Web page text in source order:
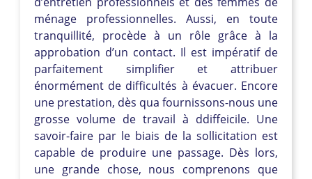
ménage professionnelles. Aussi, en toute
tranquillité, procède à un rôle grâce à la
approbation d’un contact. Il est impératif de
parfaitement simplifier et attribuer
énormément de difficultés à évacuer. Encore
une prestation, dès qua fournissons-nous une
grosse volume de travail à ddiffeicile. Une
savoir-faire par le biais de la sollicitation est
capable de produire une passage. Dès lors,
une grande chose, nous comprenons que